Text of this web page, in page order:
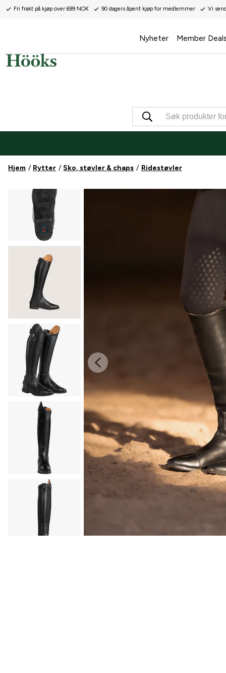
Fri frakt på kjøp over 699 NOK 90 dagers åpent kjøp for medlemmer Vi
Nyheter Member
Hjem Rytter Sko, støvler & chaps Ridestøvler